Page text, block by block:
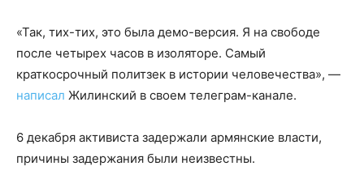
«Так, тих-тих, это была демо-версия. Я на свободе
после четырех часов в изоляторе. Самый
краткосрочный политзек в истории человечества», —
написал Жилинский в своем телеграм-канале.
6 декабря активиста задержали армянские власти,
причины задержания были неизвестны.